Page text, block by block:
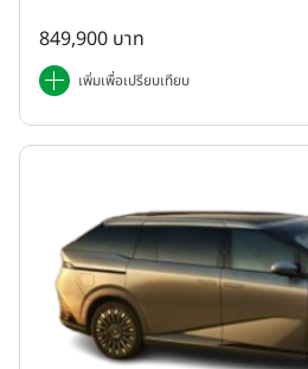
849,900 บาท
เพิ่มเพื่อเปรียบเทียบ